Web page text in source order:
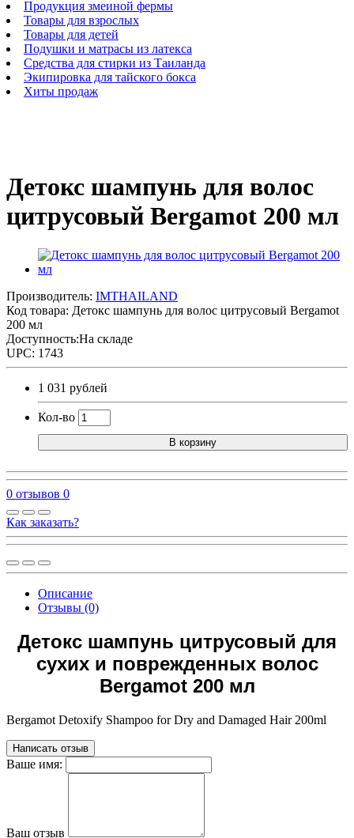
Продукция змеиной фермы
Товары для взрослых
Товары для детей
Подушки и матрасы из латекса
Средства для стирки из Таиланда
Экипировка для тайского бокса
Хиты продаж
Детокс шампунь для волос
цитрусовый Bergamot 200 мл
Производитель: IMTHAILAND
Код товара: Детокс шампунь для волос цитрусовый Bergamot
200 мл
Доступность:На складе
UPC: 1743
1 031 рублей
Кол-во
В корзину
0 отзывов 0
Как заказать?
Описание
Отзывы (0)
Детокс шампунь цитрусовый для
сухих и поврежденных волос
Bergamot 200 мл
Bergamot Detoxify Shampoo for Dry and Damaged Hair 200ml
Написать отзыв
Ваше имя:
Ваш отзыв